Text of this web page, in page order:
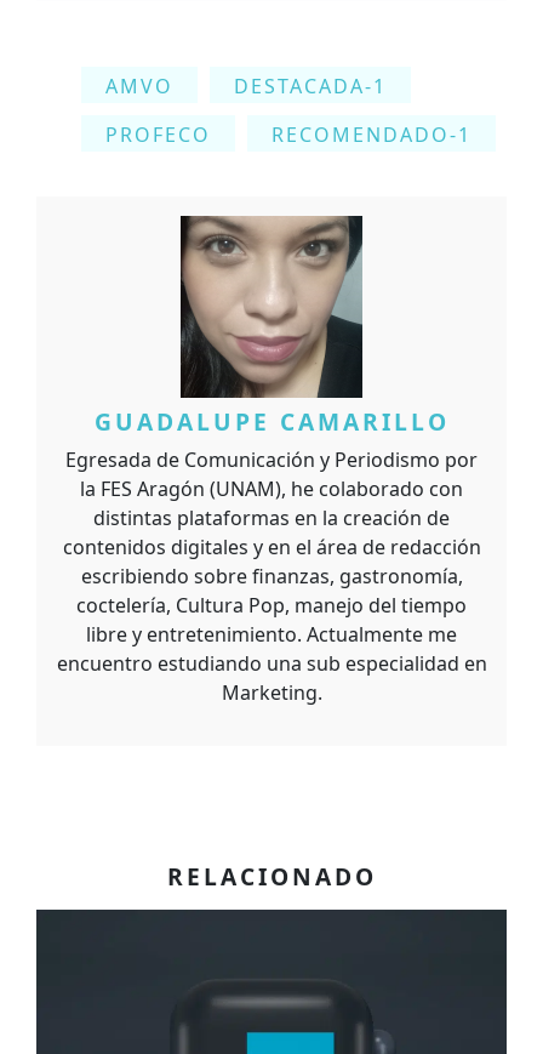
AMVO
DESTACADA-1
PROFECO
RECOMENDADO-1
GUADALUPE CAMARILLO
Egresada de Comunicación y Periodismo por
la FES Aragón (UNAM), he colaborado con
distintas plataformas en la creación de
contenidos digitales y en el área de redacción
escribiendo sobre finanzas, gastronomía,
coctelería, Cultura Pop, manejo del tiempo
libre y entretenimiento. Actualmente me
encuentro estudiando una sub especialidad en
Marketing.
RELACIONADO